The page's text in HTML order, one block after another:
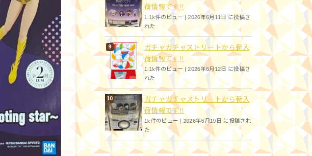
荷情報です!!
1.1k件のビュー|2026年6月11日 に投稿さ
れた
ガチャガチャストリートから新入
荷情報です!!
1.1k件のビュー |2026年6月12日 に投稿さ
れた
ガチャガチャストリートから新入
荷情報です!!
1k件のビュー |2026年6月19日 に投稿され
た